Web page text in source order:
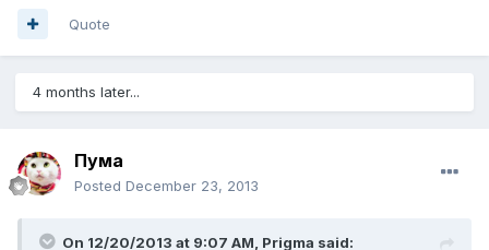
Quote
4 months later...
Пума
Posted December 23, 2013
On 12/20/2013 at 9:07 AM, Prigma said: